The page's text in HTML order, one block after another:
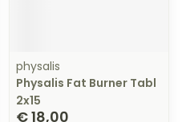
physalis
Physalis Fat Burner Tabl
2x15
€ 18,00